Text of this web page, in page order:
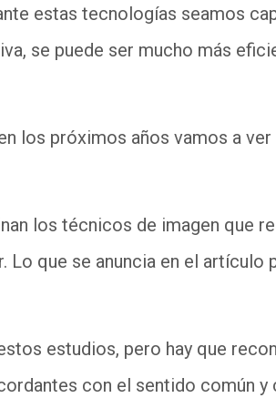
estas tecnologías seamos
se puede ser mucho más
los próximos años vamos a
los técnicos de imagen que
que se anuncia en el artículo
estudios, pero hay que
con el sentido común y